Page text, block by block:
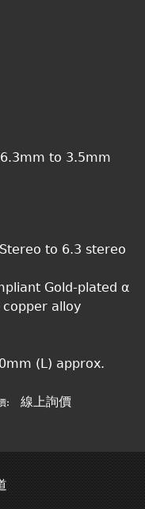
to 3.5mm
to 6.3 stereo
Gold-plated α
copper alloy
(L) approx.
: 線上詢價